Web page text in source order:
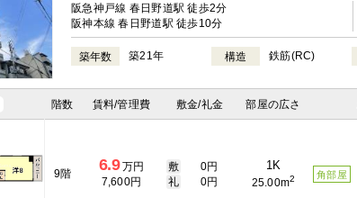
阪急神戸線 春日野道駅 徒歩2分
阪神本線 春日野道駅 徒歩10分
築年数 築21年 構造 鉄筋(RC)
階数 賃料/管理費 敷金/礼金 部屋の広さ
9階 6.9万円
7,600円
敷
0円
礼
0円
1K
25.00m2 角部屋